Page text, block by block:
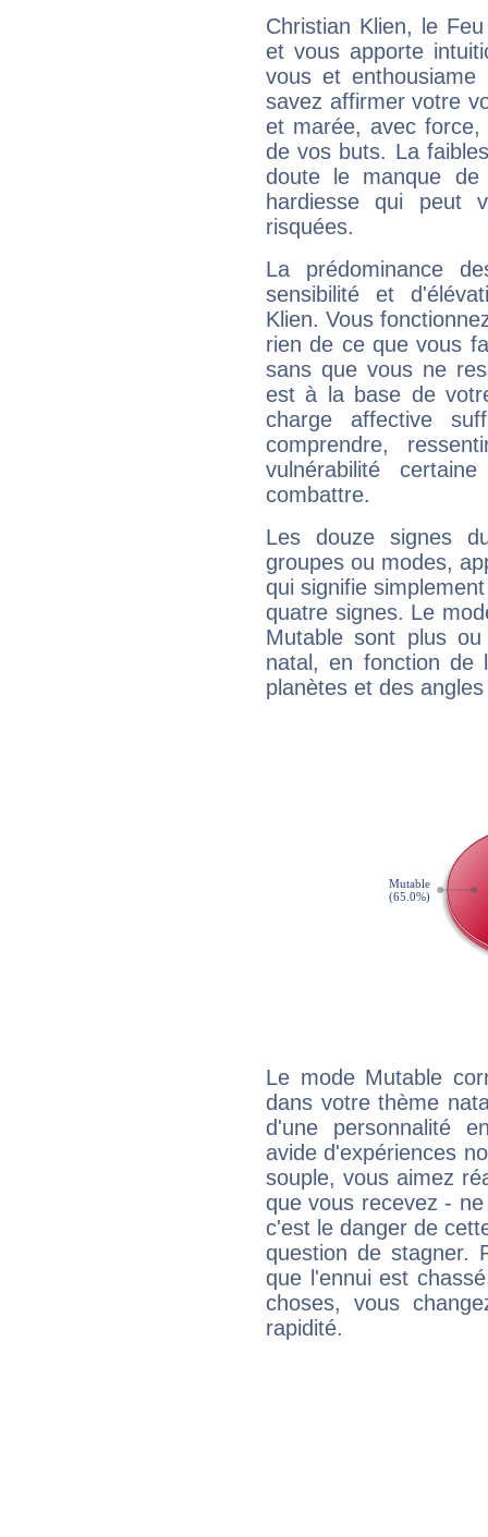
Christian Klien, le
et vous apporte
vous et
savez affirmer votre
et marée, avec
de vos buts. La
doute le manque
hardiesse qui peut
risquées.
La prédominance
sensibilité et
Klien. Vous
rien de ce que vous
sans que vous ne
est à la base de
charge affective
comprendre,
vulnérabilité
combattre.
Les douze signes
groupes ou modes,
qui signifie
quatre signes. Le
Mutable sont plus
natal, en fonction de
planètes et des
Le mode Mutable
dans votre thème
d'une personnalité
avide d'expériences
souple, vous aimez
que vous recevez -
c'est le danger de
question de stagner.
que l'ennui est
choses, vous
rapidité.